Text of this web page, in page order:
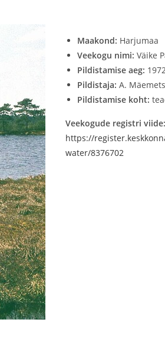
Maakond: Harjumaa
Veekogu nimi:Väike
Pildistamise aeg:
Pildistaja:A. Mäemets
Pildistamise koht:
Veekogude registri
https://
water/8376702